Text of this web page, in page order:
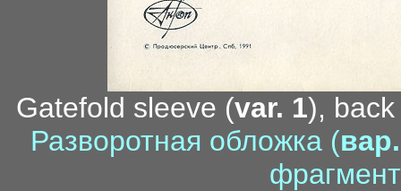
Gatefold sleeve (var. 1),
Разворотная обложка (